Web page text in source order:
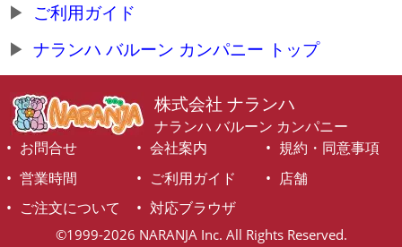
ご利用ガイド
ナランハ バルーン カンパニー トップ
株式会社 ナランハ
ナランハ バルーン カンパニー
お問合せ
会社案内
規約・同意事項
営業時間
ご利用ガイド
店舗
ご注文について
対応ブラウザ
©1999-2026 NARANJA Inc. All Rights Reserved.